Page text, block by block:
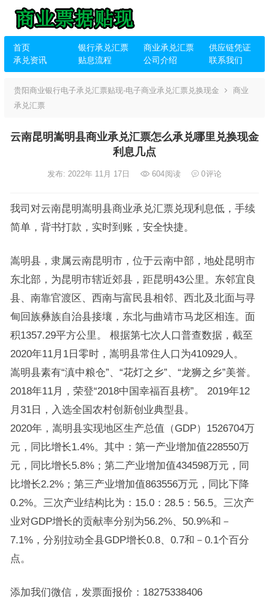
首页 银行承兑汇票 商业承兑汇票
供应链凭证
承兑资讯
贴息流程 公司介绍 联系我们
贵阳商业银行电子承兑汇票贴现-电子商业承兑汇票兑换现金
商业
承兑汇票
云南昆明嵩明县商业承兑汇票怎么承兑哪里兑换现金
利息几点
发布: 2022年 11月 17日 604阅读 0评论
我司对云南昆明嵩明县商业承兑汇票兑现利息低，手续
简单，背书打款，实时到账，安全快捷。
嵩明县，隶属云南昆明市，位于云南中部，地处昆明市
东北部，为昆明市辖近郊县，距昆明43公里。东邻宜良
县、南靠官渡区、西南与富民县相邻、西北及北面与寻
甸回族彝族自治县接壤，东北与曲靖市马龙区相连。面
积1357.29平方公里。 根据第七次人口普查数据，截至
2020年11月1日零时，嵩明县常住人口为410929人。
嵩明县素有“滇中粮仓”、“花灯之乡”、“龙狮之乡”美誉。
2018年11月，荣登“2018中国幸福百县榜”。 2019年12
月31日，入选全国农村创新创业典型县。
2020年，嵩明县实现地区生产总值（GDP）1526704万
元，同比增长1.4%。其中：第一产业增加值228550万
元，同比增长5.8%；第二产业增加值434598万元，同
比增长2.2%；第三产业增加值863556万元，同比下降
0.2%。三次产业结构比为：15.0：28.5：56.5。三次产
业对GDP增长的贡献率分别为56.2%、50.9%和－
7.1%，分别拉动全县GDP增长0.8、0.7和－0.1个百分
点。
添加我们微信，发票面报价：18275338406